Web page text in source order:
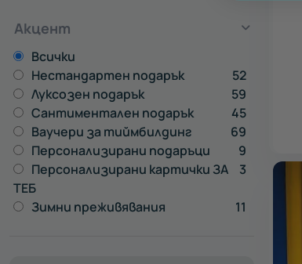
Акцент
Всички
Нестандартен подарък
52
Луксозен подарък
59
Сантиментален подарък
45
Ваучери за тиймбилдинг
69
Персонализирани подаръци
9
Персонализирани картички ЗА
ТЕБ
3
Зимни преживявания 11